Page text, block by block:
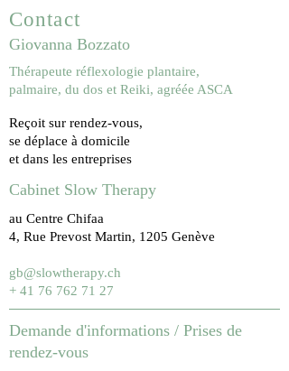
Contact
Giovanna Bozzato
Thérapeute réflexologie plantaire,
palmaire, du dos et Reiki, agréée ASCA
Reçoit sur rendez-vous,
se déplace à domicile
et dans les entreprises
Cabinet Slow Therapy
au Centre Chifaa
4, Rue Prevost Martin, 1205 Genève
gb@slowtherapy.ch
+ 41 76 762 71 27
Demande d'informations / Prises de
rendez-vous